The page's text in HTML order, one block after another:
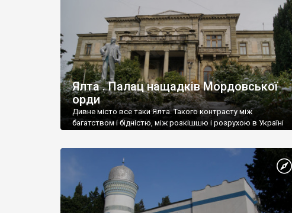
Ялта . Палац нащадків Мордовської
орди
Дивне місто все таки Ялта. Такого контрасту між
багатством і бідністю, між розкішшю і розрухою в Україні